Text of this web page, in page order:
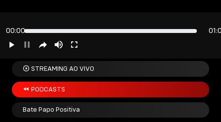
00:00
STREAMING AO VIVO
PODCASTS
Bate Papo Positiva